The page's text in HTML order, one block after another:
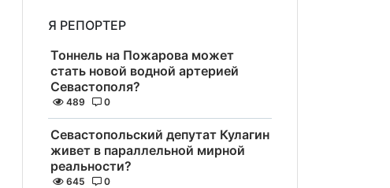
Я РЕПОРТЕР
Тоннель на Пожарова может
стать новой водной артерией
Севастополя?
489 0
Севастопольский депутат Кулагин
живет в параллельной мирной
реальности?
645 0